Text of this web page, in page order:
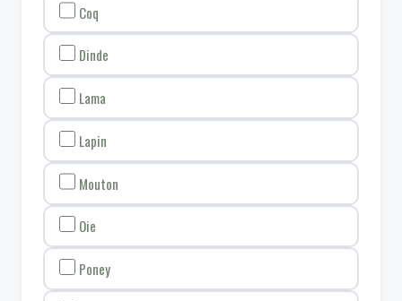
Coq
Dinde
Lama
Lapin
Mouton
Oie
Poney